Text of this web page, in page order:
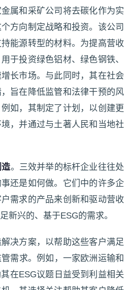
属和采矿公司将去碳化作为实
方向制定战略和投资。该公司
能源转型的材料。为提高营收
于投资绿色铝材、绿色钢铁、
长市场。与此同时，其在社会
旨在降低监管和法律干预的风
如，其制定了计划，以创建更
，并通过与土著人民和当地社
。三效并举的标杆企业往往处
还是如何做。它们中的许多企
需求的产品来创新和驱动营收
新兴的、基于ESG的需求。
决方案，以帮助这些客户满足
需求。例如，一家欧洲运输和
在ESG议题日益受到利益相关